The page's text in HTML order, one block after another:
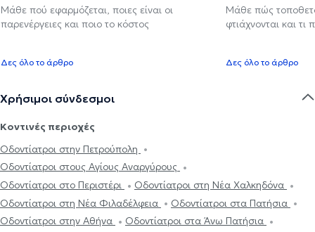
Μάθε πού εφαρμόζεται, ποιες είναι οι
παρενέργειες και ποιο το κόστος
Δες όλο το άρθρο
Μάθε πώς
φτιάχνονται και τι
Δες όλο το άρθρο
Χρήσιμοι σύνδεσμοι
Κοντινές περιοχές
Οδοντίατροι στην Πετρούπολη
Οδοντίατροι στους Αγίους Αναργύρους
Οδοντίατροι στο Περιστέρι
Οδοντίατροι στη Νέα Χαλκηδόνα
Οδοντίατροι στη Νέα Φιλαδέλφεια
Οδοντίατροι στα Πατήσια
Οδοντίατροι στην Αθήνα
Οδοντίατροι στα Άνω Πατήσια